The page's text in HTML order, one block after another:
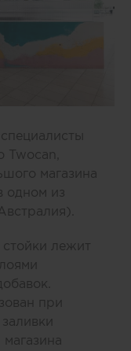
магазина
одном из
лежит
при